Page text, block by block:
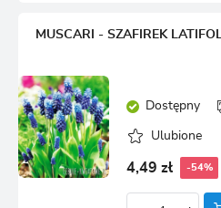
MUSCARI - SZAFIREK
Dostępny
Ulubione
4,49 zł -54%